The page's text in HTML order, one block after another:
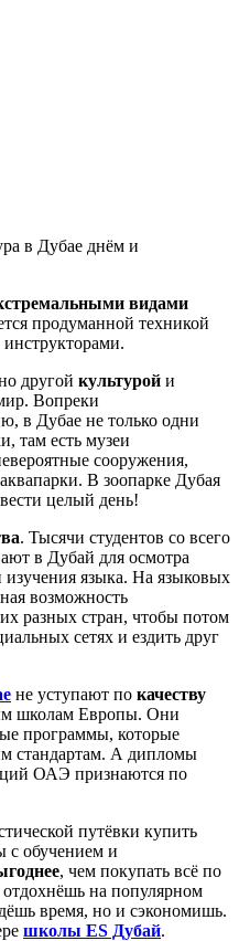
в Дубае днём и
видами
продуманной техникой
другой культурой и
Вопреки
в Дубае не только одни
там есть музеи
сооружения,
В зоопарке Дубая
целый день!
. Тысячи студентов со всего
в Дубай для осмотра
изучения языка. На языковых
возможность
разных стран, чтобы потом
сетях и ездить друг
не уступают по качеству
школам Европы. Они
программы, которые
стандартам. А дипломы
ОАЭ признаются по
путёвки купить
с обучением и
, чем покупать всё по
на популярном
время, но и сэкономишь.
школы ES Дубай.